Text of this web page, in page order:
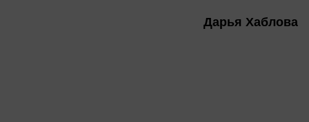
Дарья Хаблова